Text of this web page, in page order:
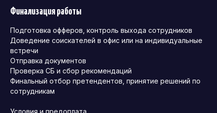
Финализация работы
Подготовка офферов, контроль выхода сотрудников
Доведение соискателей в офис или на индивидуальные
встречи
Отправка документов
Проверка СБ и сбор рекомендаций
Финальный отбор претендентов, принятие решений по
сотрудникам
Условия и предоплата